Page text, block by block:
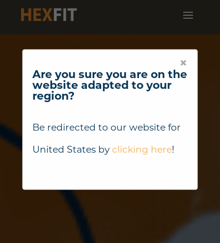
×
Are you sure you are on the
website adapted to your
region?
Be redirected to our website for
United Statesby clicking here!